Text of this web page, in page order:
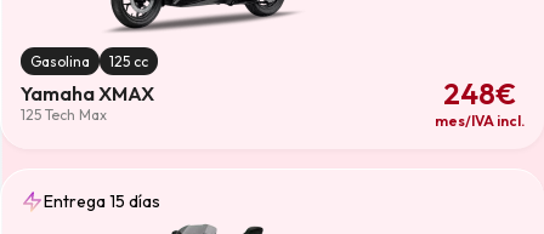
Gasolina 125 cc
Yamaha XMAX
125 Tech Max
248€
mes/IVA incl.
Entrega 15 días